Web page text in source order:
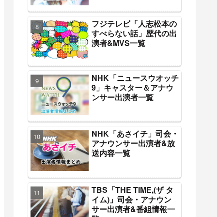
フジテレビ「人志松本の
すべらない話」歴代の出
演者&MVS一覧
NHK「ニュースウオッチ
9」キャスター＆アナウ
ンサー出演者一覧
NHK「あさイチ」司会・
アナウンサー出演者&放
送内容一覧
TBS「THE TIME,(ザ タ
イム)」司会・アナウン
サー出演者&番組情報一